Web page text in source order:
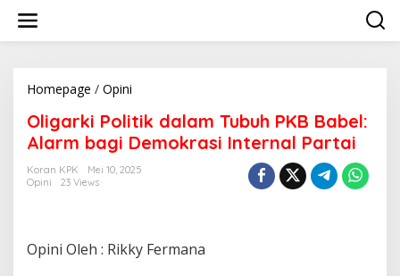
konten
Homepage / Opini
dalam
Tubuh
PKB
Babel:
Partai
Oligarki Politik dalam Tubuh PKB Babel:
Alarm bagi Demokrasi Internal Partai
Koran KPK
Mei 10, 2025
Opini
23 Views
Opini Oleh : Rikky Fermana